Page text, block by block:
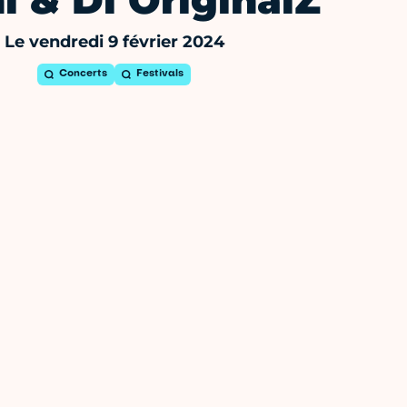
Le vendredi 9 février 2024
Concerts Festivals